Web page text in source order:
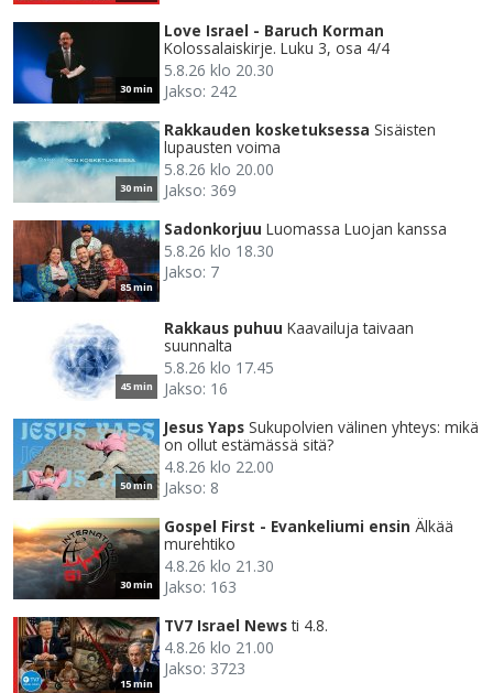
30 min
Love Israel - Baruch Korman
Kolossalaiskirje. Luku 3, osa 4/4
5.8.26 klo 20.30
Jakso: 242
30 min
Rakkauden kosketuksessa Sisäisten
lupausten voima
5.8.26 klo 20.00
Jakso: 369
85 min
Sadonkorjuu Luomassa Luojan kanssa
5.8.26 klo 18.30
Jakso: 7
45 min
Rakkaus puhuu Kaavailuja taivaan
suunnalta
5.8.26 klo 17.45
Jakso: 16
50 min
Jesus Yaps Sukupolvien välinen yhteys: mikä
on ollut estämässä sitä?
4.8.26 klo 22.00
Jakso: 8
30 min
Gospel First - Evankeliumi ensin Älkää
murehtiko
4.8.26 klo 21.30
Jakso: 163
15 min
TV7 Israel News ti 4.8.
4.8.26 klo 21.00
Jakso: 3723